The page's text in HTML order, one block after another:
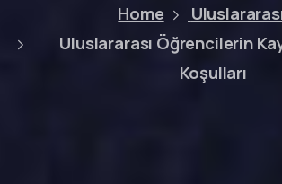
Home
Uluslararası Öğrencilerin
Koşulları